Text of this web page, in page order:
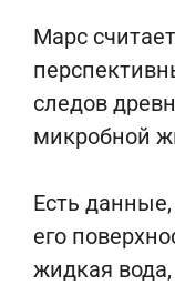
Марс
следов
микробной
Есть
его
жидкая